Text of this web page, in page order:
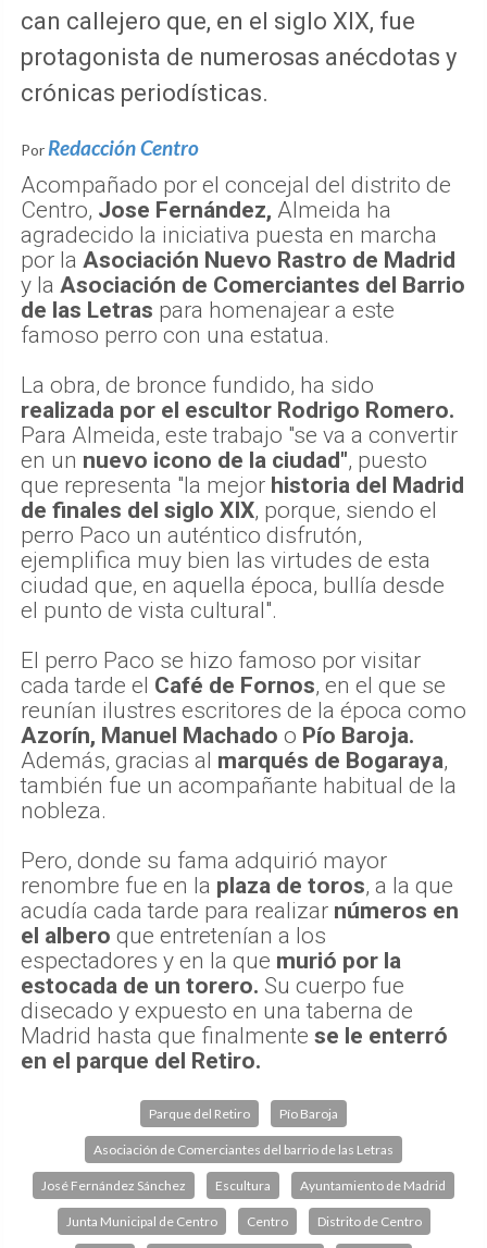
can callejero que, en el siglo XIX, fue
protagonista de numerosas anécdotas y
crónicas periodísticas.
Por Redacción Centro
Acompañado por el concejal del distrito de
Centro, Jose Fernández, Almeida ha
agradecido la iniciativa puesta en marcha
por la Asociación Nuevo Rastro de Madrid
y la Asociación de Comerciantes del Barrio
de las Letras para homenajear a este
famoso perro con una estatua.
La obra, de bronce fundido, ha sido
realizada por el escultor Rodrigo Romero.
Para Almeida, este trabajo "se va a convertir
en un nuevo icono de la ciudad", puesto
que representa "la mejor historia del Madrid
de finales del siglo XIX, porque, siendo el
perro Paco un auténtico disfrutón,
ejemplifica muy bien las virtudes de esta
ciudad que, en aquella época, bullía desde
el punto de vista cultural".
El perro Paco se hizo famoso por visitar
cada tarde el Café de Fornos, en el que se
reunían ilustres escritores de la época como
Azorín, Manuel Machado o Pío Baroja.
Además, gracias al marqués de Bogaraya,
también fue un acompañante habitual de la
nobleza.
Pero, donde su fama adquirió mayor
renombre fue en la plaza de toros, a la que
acudía cada tarde para realizar números en
el albero que entretenían a los
espectadores y en la que murió por la
estocada de un torero. Su cuerpo fue
disecado y expuesto en una taberna de
Madrid hasta que finalmente se le enterró
en el parque del Retiro.
Parque del Retiro Pío Baroja
Asociación de Comerciantes del barrio de las Letras
José Fernández Sánchez Escultura Ayuntamiento de Madrid
Junta Municipal de Centro Centro Distrito de Centro